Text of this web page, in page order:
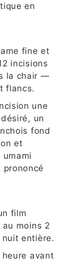
en
fine et
incisions
la chair —
flancs.
une
un
fond
et
prononcé
film
moins 2
entière.
avant